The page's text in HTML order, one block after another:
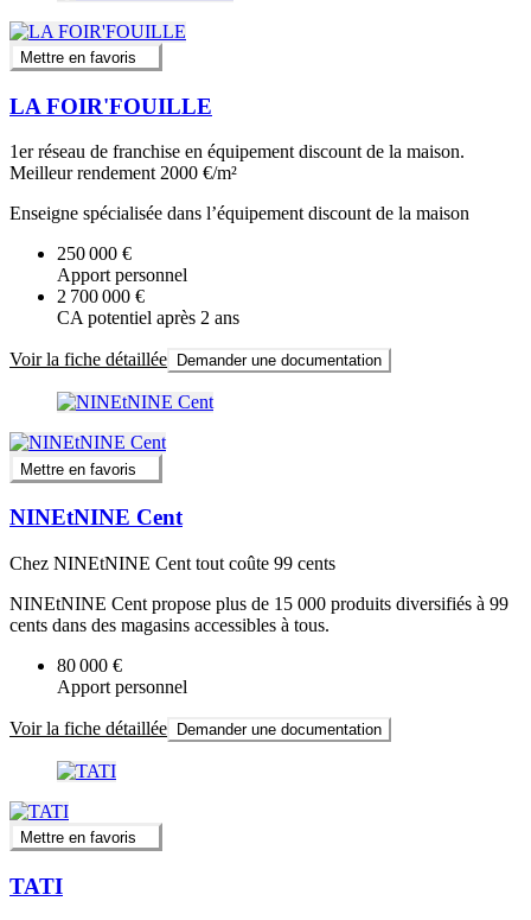
Mettre en favoris
LA FOIR'FOUILLE
1er réseau de franchise en équipement discount de la maison.
Meilleur rendement 2000 €/m²
Enseigne spécialisée dans l’équipement discount de la maison
250 000 €
Apport personnel
2 700 000 €
CA potentiel après 2 ans
Voir la fiche détaillée Demander une documentation
Mettre en favoris
NINEtNINE Cent
Chez NINEtNINE Cent tout coûte 99 cents
NINEtNINE Cent propose plus de 15 000 produits diversifiés à 99
cents dans des magasins accessibles à tous.
80 000 €
Apport personnel
Voir la fiche détaillée Demander une documentation
Mettre en favoris
TATI